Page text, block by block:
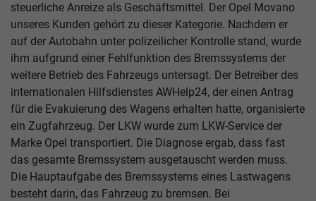
steuerliche Anreize als Geschäftsmittel. Der Opel Movano
unseres Kunden gehört zu dieser Kategorie. Nachdem er
auf der Autobahn unter polizeilicher Kontrolle stand, wurde
ihm aufgrund einer Fehlfunktion des Bremssystems der
weitere Betrieb des Fahrzeugs untersagt. Der Betreiber des
internationalen Hilfsdienstes AWHelp24, der einen Antrag
für die Evakuierung des Wagens erhalten hatte, organisierte
ein Zugfahrzeug. Der LKW wurde zum LKW-Service der
Marke Opel transportiert. Die Diagnose ergab, dass fast
das gesamte Bremssystem ausgetauscht werden muss.
Die Hauptaufgabe des Bremssystems eines Lastwagens
besteht darin, das Fahrzeug zu bremsen. Bei